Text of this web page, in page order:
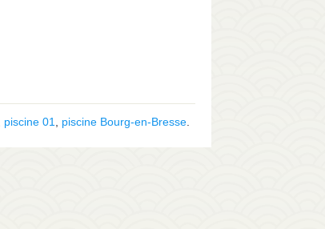
piscine 01 piscine Bourg-en-Bresse